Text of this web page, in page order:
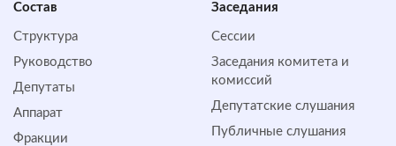
Состав
Структура
Руководство
Депутаты
Аппарат
Фракции
Заседания
Сессии
Заседания комитета и
комиссий
Депутатские слушания
Публичные слушания